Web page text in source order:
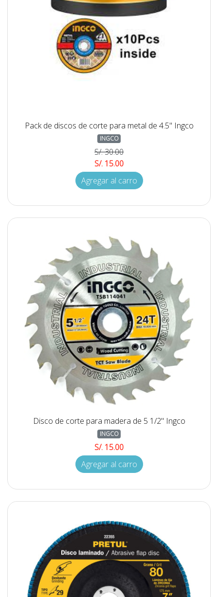
Pack de discos de corte para metal de 4.5" Ingco
INGCO
S/. 30.00
S/. 15.00
Agregar al carro
Disco de corte para madera de 5 1/2" Ingco
INGCO
S/. 15.00
Agregar al carro